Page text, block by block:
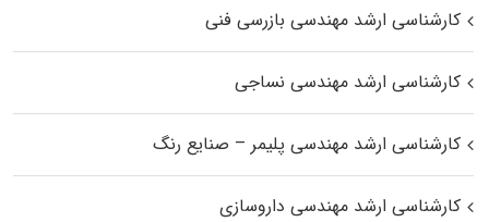
کارشناسی ارشد مهندسی بازرسی فنی
کارشناسی ارشد مهندسی نساجی
کارشناسی ارشد مهندسی پلیمر – صنایع رنگ
کارشناسی ارشد مهندسی داروسازی